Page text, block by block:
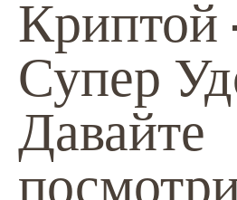
Криптой
Супер
Давайте